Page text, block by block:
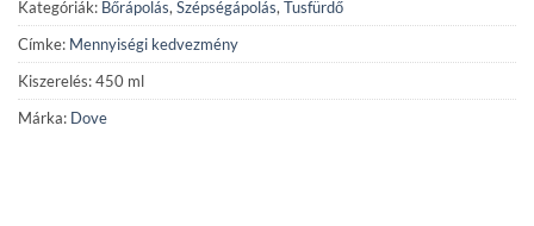
Kategóriák: Bőrápolás, Szépségápolás, Tusfürdő
Címke: Mennyiségi kedvezmény
Kiszerelés: 450 ml
Márka: Dove